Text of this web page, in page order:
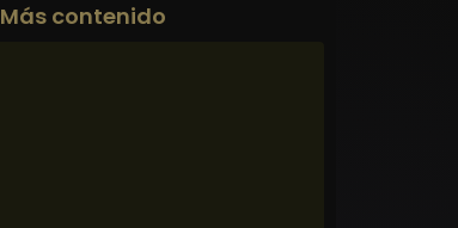
Más contenido